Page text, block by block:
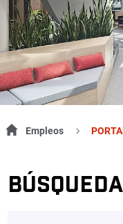
Empleos